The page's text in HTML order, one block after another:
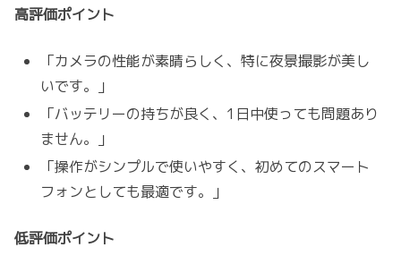
高評価ポイント
「カメラの性能が素晴らしく、特に夜景撮影が美し
いです。」
「バッテリーの持ちが良く、1日中使っても問題あり
ません。」
「操作がシンプルで使いやすく、初めてのスマート
フォンとしても最適です。」
低評価ポイント